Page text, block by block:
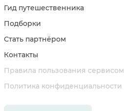
Гид путешественника
Подборки
Стать партнёром
Контакты
Правила пользования сервисом
Политика конфиденциальности